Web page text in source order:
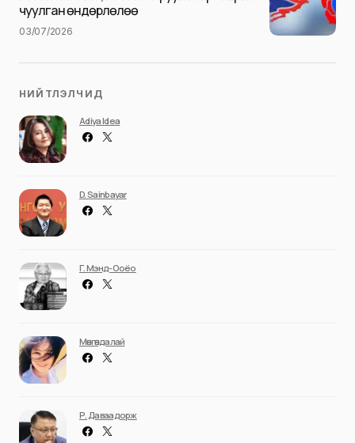
чуулган өндөрлөлөө
03/07/2026
НИЙТЛЭЛЧИД
Adiya Idea
D. Sainbayar
Г. Мэнд-Ооёо
Мөнгөндалай
Р. Даваадорж